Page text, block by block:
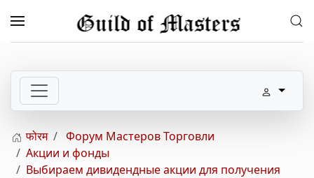
Skip to main content
फोरम
Форум Мастеров Торговли
Акции и фонды
Выбираем дивидендные акции для получения